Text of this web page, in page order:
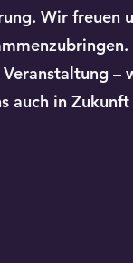
Wir freuen
–
auch in Zukunft